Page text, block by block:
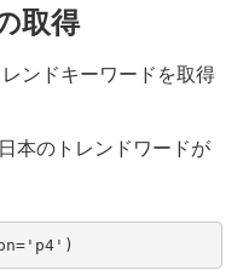
取得
ンドキーワードを取得
本のトレンドワードが
='p4' )